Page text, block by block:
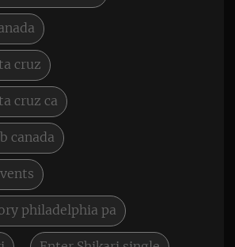
cruz
cruz ca
canada
philadelphia pa